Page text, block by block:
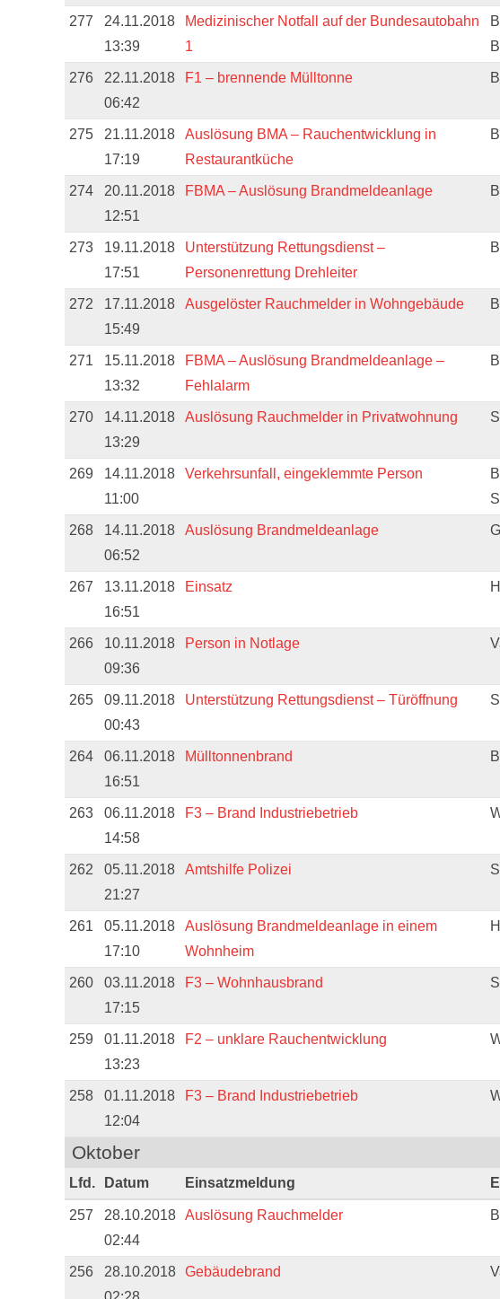
277
24.11.2018
13:39
Medizinischer Notfall auf der Bundesautobahn
1
276
22.11.2018
06:42
F1 – brennende Mülltonne
275
21.11.2018
17:19
Auslösung BMA – Rauchentwicklung in
Restaurantküche
274
20.11.2018
12:51
FBMA – Auslösung Brandmeldeanlage
273
19.11.2018
17:51
Unterstützung Rettungsdienst –
Personenrettung Drehleiter
272
17.11.2018
15:49
Ausgelöster Rauchmelder in Wohngebäude
271
15.11.2018
13:32
FBMA – Auslösung Brandmeldeanlage –
Fehlalarm
270
14.11.2018
13:29
Auslösung Rauchmelder in Privatwohnung
269
14.11.2018
11:00
Verkehrsunfall, eingeklemmte Person
268
14.11.2018
06:52
Auslösung Brandmeldeanlage
267
13.11.2018
16:51
Einsatz
266
10.11.2018
09:36
Person in Notlage
265
09.11.2018
00:43
Unterstützung Rettungsdienst – Türöffnung
264
06.11.2018
16:51
Mülltonnenbrand
263
06.11.2018
14:58
F3 – Brand Industriebetrieb
262
05.11.2018
21:27
Amtshilfe Polizei
261
05.11.2018
17:10
Auslösung Brandmeldeanlage in einem
Wohnheim
260
03.11.2018
17:15
F3 – Wohnhausbrand
259
01.11.2018
13:23
F2 – unklare Rauchentwicklung
258
01.11.2018
12:04
F3 – Brand Industriebetrieb
Oktober
Lfd. Datum Einsatzmeldung
257
28.10.2018
02:44
Auslösung Rauchmelder
256
28.10.2018 Gebäudebrand